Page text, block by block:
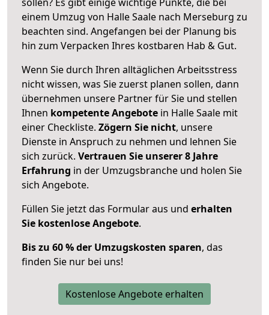
einem Umzug von Halle Saale nach Merseburg zu
beachten sind. Angefangen bei der Planung bis
hin zum Verpacken Ihres kostbaren Hab & Gut.
Wenn Sie durch Ihren alltäglichen Arbeitsstress
nicht wissen, was Sie zuerst planen sollen, dann
übernehmen unsere Partner für Sie und stellen
Ihnen kompetente Angebote in Halle Saale mit
einer Checkliste. Zögern Sie nicht, unsere
Dienste in Anspruch zu nehmen und lehnen Sie
sich zurück. Vertrauen Sie unserer 8 Jahre
Erfahrung in der Umzugsbranche und holen Sie
sich Angebote.
Füllen Sie jetzt das Formular aus und erhalten
Sie kostenlose Angebote.
Bis zu 60 % der Umzugskosten sparen, das
finden Sie nur bei uns!
Kostenlose Angebote erhalten